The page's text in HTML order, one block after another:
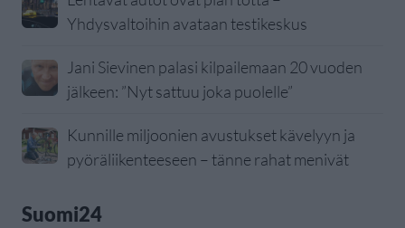
Yhdysvaltoihin avataan testikeskus
Jani Sievinen palasi kilpailemaan 20 vuoden
jälkeen: ”Nyt sattuu joka puolelle”
Kunnille miljoonien avustukset kävelyyn ja
pyöräliikenteeseen – tänne rahat menivät
Suomi24